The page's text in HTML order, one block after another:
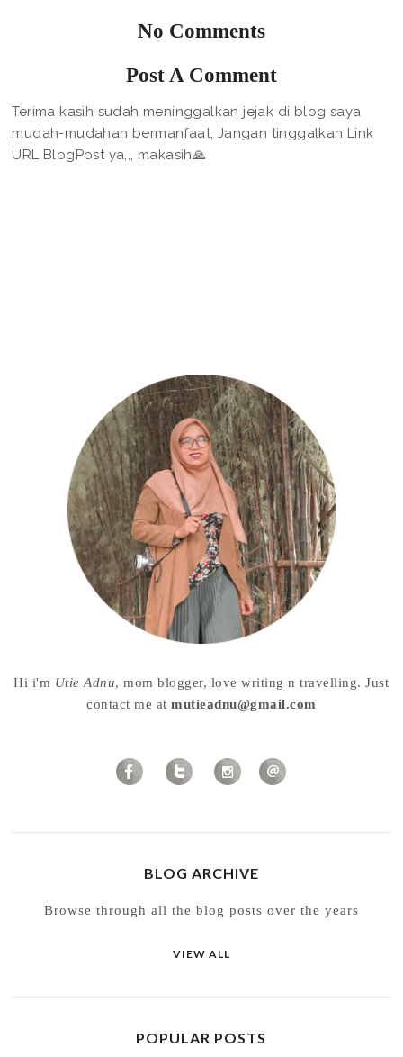
No Comments
Post A Comment
Terima kasih sudah meninggalkan jejak di blog saya
mudah-mudahan bermanfaat, Jangan tinggalkan Link
URL BlogPost ya,,, makasih🙏
Hi i'm Utie Adnu, mom blogger, love writing n travelling. Just
contact me atmutieadnu@gmail.com
BLOG ARCHIVE
Browse through all the blog posts over the years
VIEW ALL
POPULAR POSTS